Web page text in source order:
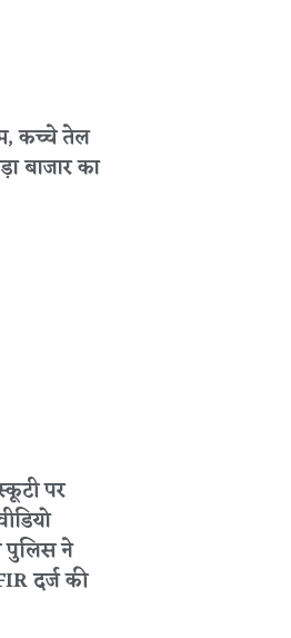
कच्चे तेल
बाजार का
पर
पुलिस ने
दर्ज की